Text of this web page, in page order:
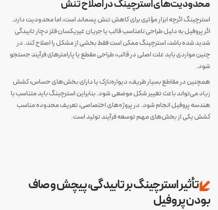
محدودیت‌های استرچینگ در اصلاح تنش
استرچینگ اگرچه ابزار مؤثری برای کاهش تنش پسماند است، اما محدودیت دارد.
اگر پروفیل به دلیل طراحی نامناسب قالب یا جریان غیریکسان فلز دچار تابیدگی
شدید شده باشد، استرچینگ ممکن است فقط بخشی از مشکل را اصلاح کند. در
چنین مواردی باید علت اصلی در قالب، طراحی مقطع یا پارامترهای فرآیند جستجو
شود.
همچنین در مقاطع بسیار ظریف، دیواره‌نازک یا دارای بخش‌های حساس، کشش
زیاد می‌تواند باعث تغییر شکل موضعی شود. بنابراین استرچینگ باید متناسب با
هندسه پروفیل انجام شود. در پروژه‌های اختصاصی، تعریف محدوده مناسب
کشش یکی از بخش‌های مهم توسعه فرآیند تولید است.
تأثیر استرچینگ بر تابیدگی، پیچش و صاف
بودن پروفیل